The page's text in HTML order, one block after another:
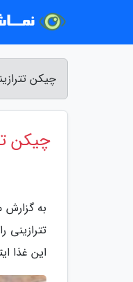
چیکن
چیکن
به گزارش
این غذا